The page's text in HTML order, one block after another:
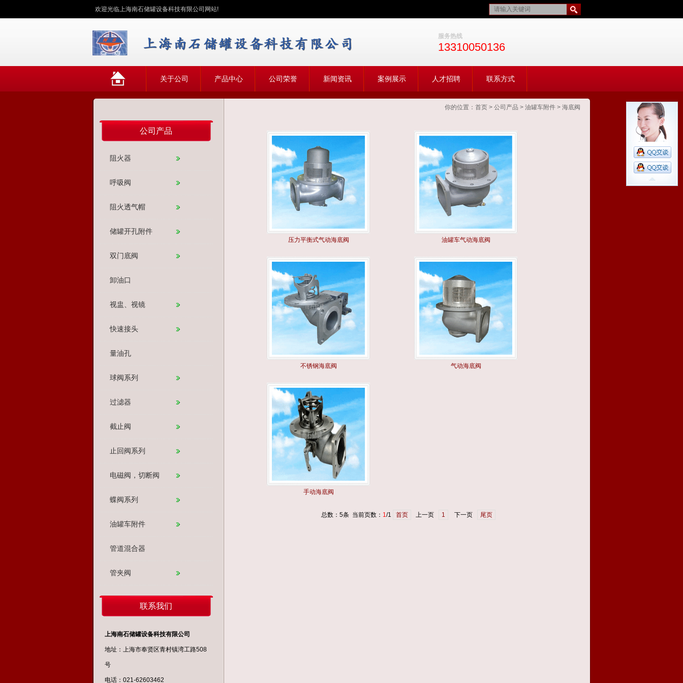
欢迎光临上海南石储罐设备科技有限公司网站!
服务热线
13310050136
关于公司 产品中心 公司荣誉 新闻资讯 案例展示 人才招聘 联系方式
你的位置： 首页 > 公司产品 > 油罐车附件 > 海底阀
公司产品
阻火器
呼吸阀
阻火透气帽
储罐开孔附件
双门底阀
卸油口
视盅、视镜
快速接头
量油孔
球阀系列
过滤器
截止阀
止回阀系列
电磁阀，切断阀
蝶阀系列
油罐车附件
管道混合器
管夹阀
联系我们
上海南石储罐设备科技有限公司
地址：上海市奉贤区青村镇湾工路508
号
电话：021-62603462
压力平衡式气动海底阀 油罐车气动海底阀
不锈钢海底阀 气动海底阀
手动海底阀
总数：5条 当前页数： 1/1 首页 上一页 1 下一页 尾页